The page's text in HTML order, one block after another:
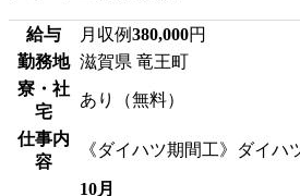
給与 月収例380,000円
勤務地 滋賀県 竜王町
寮・社
宅
あり（無料）
仕事内
容
《ダイハツ期間工》ダイハ
10月